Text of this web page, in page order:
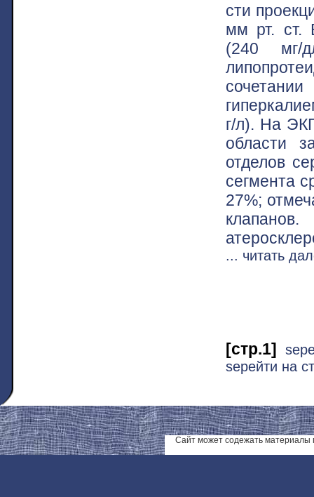
сти
мм рт. ст.
(240 мг/
г/л). На
области
отделов
сегмента
27%;
... читать
[стр.1]
ѕерейти на
Сайт может содежать материалы